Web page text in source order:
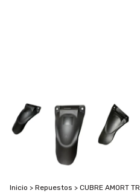
Inicio > Repuestos > CUBRE AMORT